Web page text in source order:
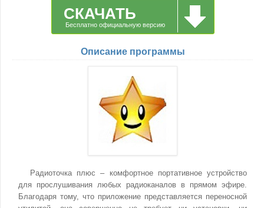
СКАЧАТЬ
Бесплатно официальную версию
Описание программы
Радиоточка плюс – комфортное портативное устройство
для прослушивания любых радиоканалов в прямом эфире.
Благодаря тому, что приложение представляется переносной